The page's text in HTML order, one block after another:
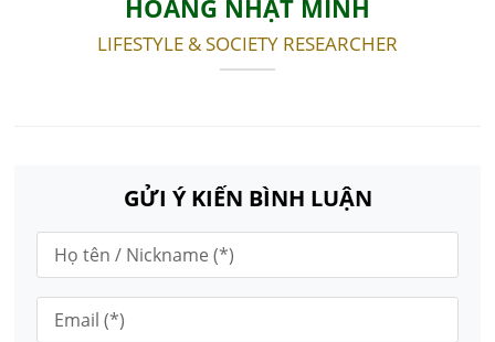
HOÀNG NHẬT MINH
LIFESTYLE & SOCIETY RESEARCHER
GỬI Ý KIẾN BÌNH LUẬN